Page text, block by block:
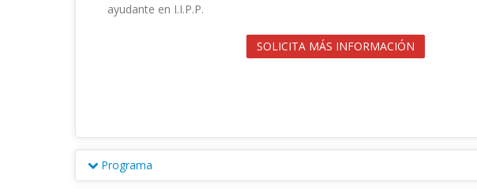
ayudante en I.I.P.P.
SOLICITA MÁS INFORMACIÓN
Programa